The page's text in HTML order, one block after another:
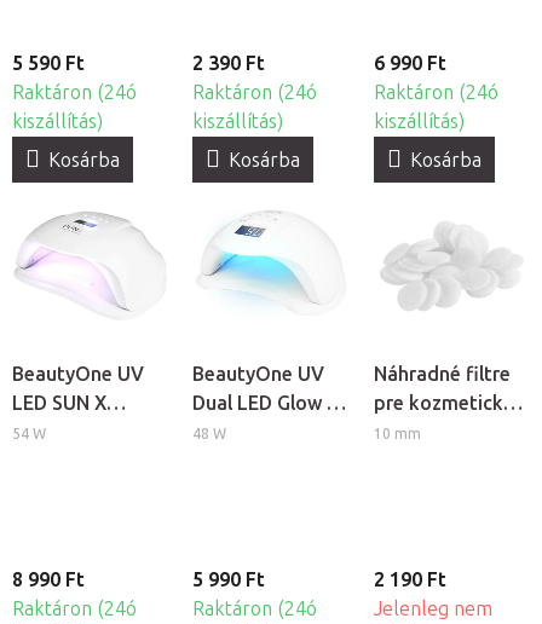
5 590 Ft
Raktáron (24ó
kiszállítás)
Kosárba
2 390 Ft
Raktáron (24ó
kiszállítás)
Kosárba
6 990 Ft
Raktáron (24ó
kiszállítás)
Kosárba
BeautyOne UV
LED SUN X
professzionális
54 W
8 990 Ft
Raktáron (24ó
BeautyOne UV
Dual LED Glow 5
professzionális
48 W
5 990 Ft
Raktáron (24ó
Náhradné filtre
pre kozmetický
prístroj
10 mm
2 190 Ft
Jelenleg nem